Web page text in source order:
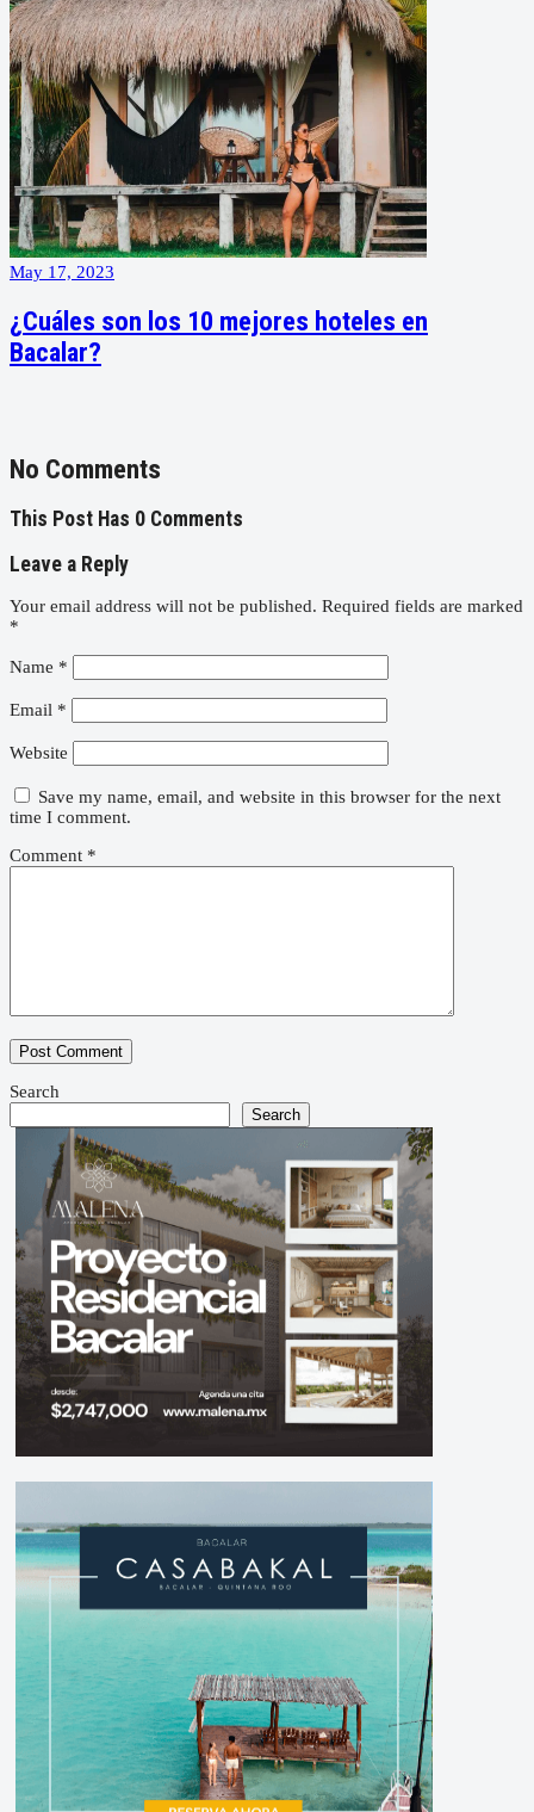
May 17, 2023
¿Cuáles son los 10 mejores hoteles en
Bacalar?
No Comments
This Post Has 0 Comments
Leave a Reply
Your email address will not be published. Required fields are marked
*
Name *
Email *
Website
Save my name, email, and website in this browser for the next
time I comment.
Comment *
Search
Search